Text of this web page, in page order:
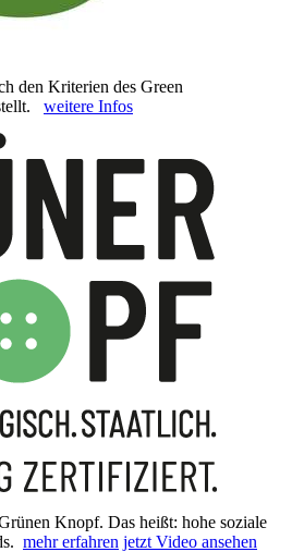
den Kriterien des Green
weitere Infos
Knopf. Das heißt: hohe soziale
mehr erfahren jetzt Video ansehen